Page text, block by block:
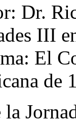
Dr.
III
El
de
la